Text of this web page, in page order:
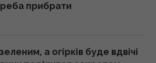
антидронові сітки на
розташованих за тисячі
2026
прибрати
а огірків буде вдвічі